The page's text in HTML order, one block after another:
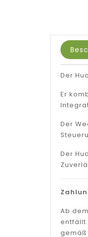
Der
Er
Der
Der
Ab
gemäß